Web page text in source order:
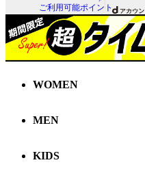
ご利用可能ポイント
WOMEN
MEN
KIDS